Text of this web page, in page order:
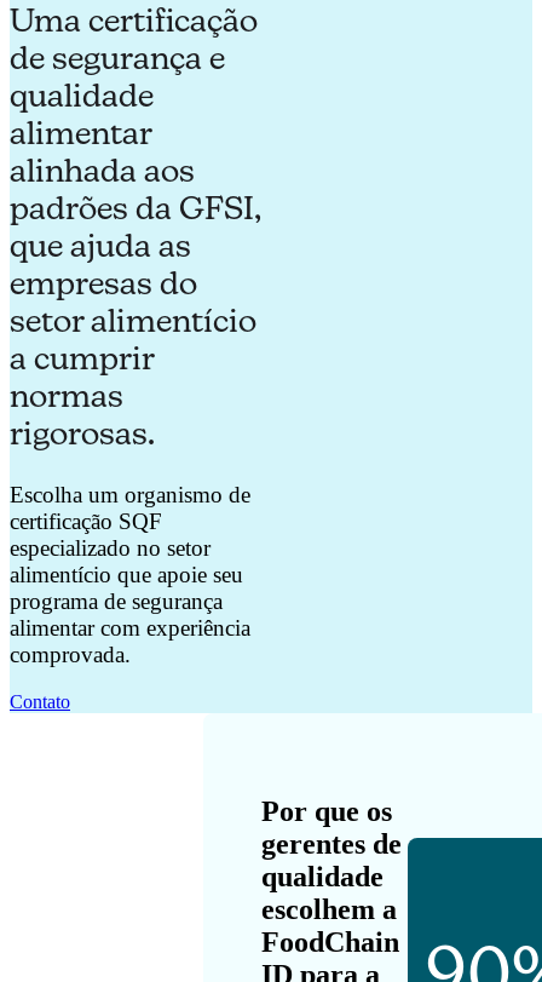
Uma certificação
de segurança e
qualidade
alimentar
alinhada aos
padrões da GFSI,
que ajuda as
empresas do
setor alimentício
a cumprir
normas
rigorosas.
Escolha um organismo de
certificação SQF
especializado no setor
alimentício que apoie seu
programa de segurança
alimentar com experiência
comprovada.
Contato
Por que os
gerentes de
qualidade
escolhem a
FoodChain
ID para a